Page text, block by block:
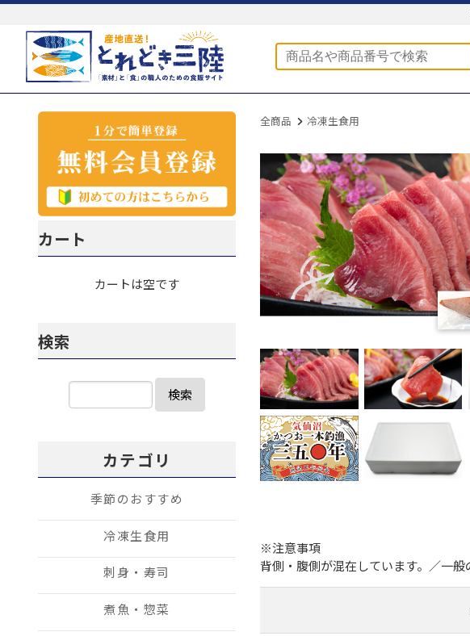
全商品 冷凍生食用
※注意事項
背側・腹側が混在しています。／一
カート
カートは空です
検索
検索
カテゴリ
季節のおすすめ
冷凍生食用
刺身・寿司
煮魚・惣菜